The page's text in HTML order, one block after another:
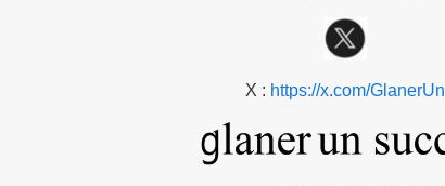
X : https://x.com/GlanerUn